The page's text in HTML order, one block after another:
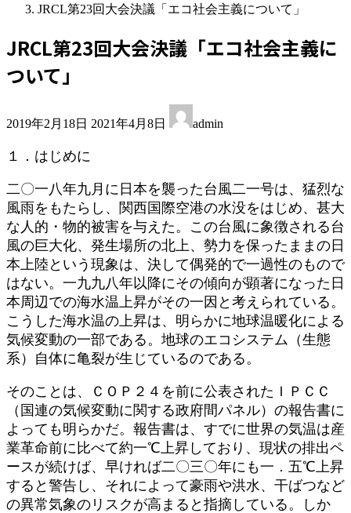
JRCL第23回大会決議「エコ社会主義について」
JRCL第23回大会決議「エコ社会主義に
ついて」
2019年2月18日 終
時
2021年4月8日 admin
１．はじめに
二〇一八年九月に日本を襲った台風二一号は、猛烈な
風雨をもたらし、関西国際空港の水没をはじめ、甚大
な人的・物的被害を与えた。この台風に象徴される台
風の巨大化、発生場所の北上、勢力を保ったままの日
本上陸という現象は、決して偶発的で一過性のもので
はない。一九九八年以降にその傾向が顕著になった日
本周辺での海水温上昇がその一因と考えられている。
こうした海水温の上昇は、明らかに地球温暖化による
気候変動の一部である。地球のエコシステム（生態
系）自体に亀裂が生じているのである。
そのことは、ＣＯＰ２４を前に公表されたＩＰＣＣ
（国連の気候変動に関する政府間パネル）の報告書に
よっても明らかだ。報告書は、すでに世界の気温は産
業革命前に比べて約一℃上昇しており、現状の排出ペ
ースが続けば、早ければ二〇三〇年にも一．五℃上昇
すると警告し、それによって豪雨や洪水、干ばつなど
の異常気象のリスクが高まると指摘している。しか